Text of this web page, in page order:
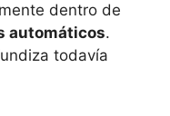
dentro de
automáticos.
todavía